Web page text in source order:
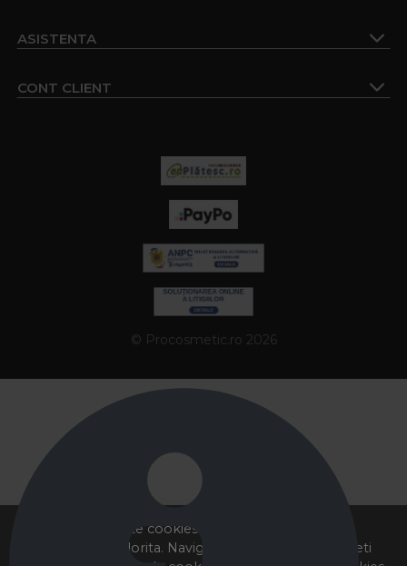
Acest site foloseste cookies pentru a va oferi
functionalitatea dorita. Navigand in continuare, sunteti
ASISTENTA
CONT CLIENT
© Procosmetic.ro 2026